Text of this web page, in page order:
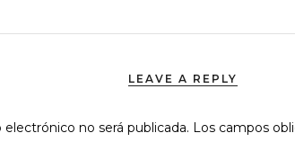
LEAVE A REPLY
no será publicada. Los campos